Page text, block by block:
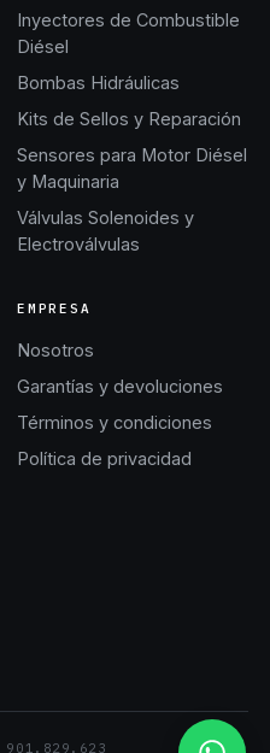
Inyectores de Combustible
Diésel
Bombas Hidráulicas
Kits de Sellos y Reparación
Sensores para Motor Diésel
y Maquinaria
Válvulas Solenoides y
Electroválvulas
EMPRESA
Nosotros
Garantías y devoluciones
Términos y condiciones
Política de privacidad
901.829.623